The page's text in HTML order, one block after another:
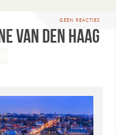
GEEN REACTIES
van Den Haag